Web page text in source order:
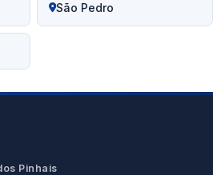
São Pedro
Pinhais